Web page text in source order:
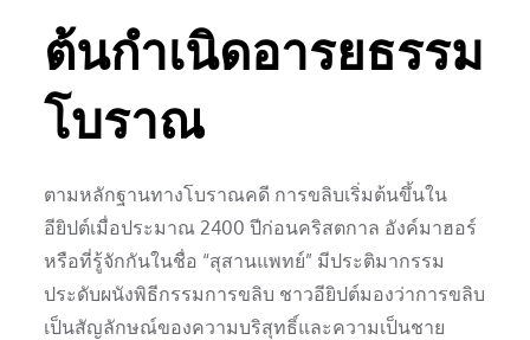
ต้นกำเนิดอารยธรรม
โบราณ
ตามหลักฐานทางโบราณคดี การขลิบเริ่มต้นขึ้นใน
อียิปต์เมื่อประมาณ 2400 ปีก่อนคริสตกาล อังค์มาฮอร์
หรือที่รู้จักกันในชื่อ “สุสานแพทย์” มีประติมากรรม
ประดับผนังพิธีกรรมการขลิบ ชาวอียิปต์มองว่าการขลิบ
เป็นสัญลักษณ์ของความบริสุทธิ์และความเป็นชาย